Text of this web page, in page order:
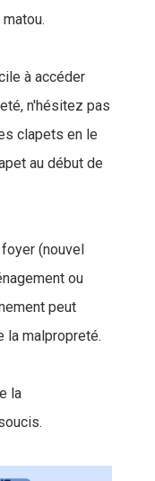
à accéder
n'hésitez pas
clapets en le
au début de
(nouvel
ou
peut
la malpropreté.
la